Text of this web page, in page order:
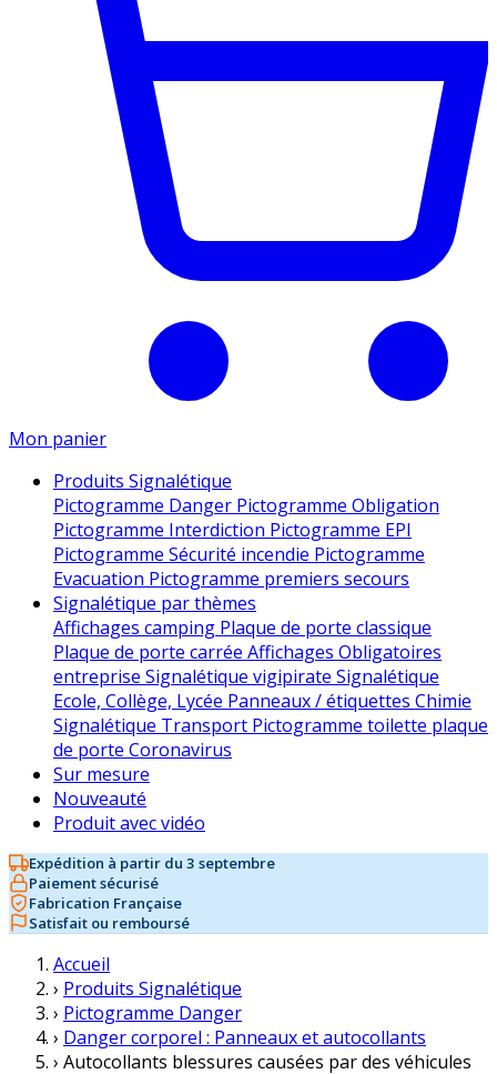
Mon panier
Produits Signalétique
Pictogramme Danger Pictogramme Obligation
Pictogramme Interdiction Pictogramme EPI
Pictogramme Sécurité incendie Pictogramme
Evacuation Pictogramme premiers secours
Signalétique par thèmes
Affichages camping Plaque de porte classique
Plaque de porte carrée Affichages Obligatoires
entreprise Signalétique vigipirate Signalétique
Ecole, Collège, Lycée Panneaux / étiquettes Chimie
Signalétique Transport Pictogramme toilette plaque
de porte Coronavirus
Sur mesure
Nouveauté
Produit avec vidéo
Expédition à partir du 3 septembre
Paiement sécurisé
Fabrication Française
Satisfait ou remboursé
Accueil
› Produits Signalétique
› Pictogramme Danger
› Danger corporel : Panneaux et autocollants
› Autocollants blessures causées par des véhicules